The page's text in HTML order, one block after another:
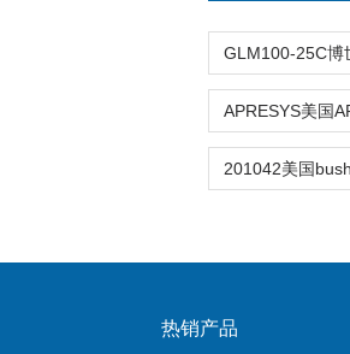
热销产品